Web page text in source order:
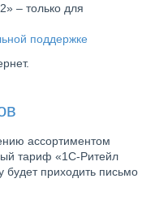
– только для
поддержке
ассортиментом
тариф «1С-Ритейл
приходить письмо